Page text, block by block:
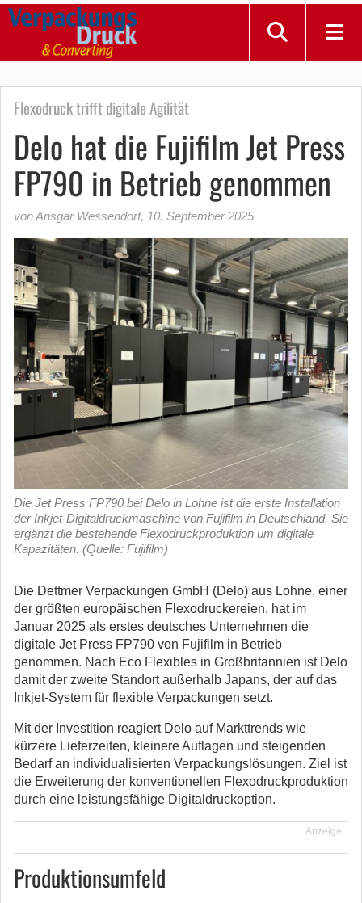
Flexodruck trifft digitale Agilität
Delo hat die Fujifilm Jet Press
FP790 in Betrieb genommen
von Ansgar Wessendorf, 10. September 2025
Die Jet Press FP790 bei Delo in Lohne ist die erste Installation
der Inkjet-Digitaldruckmaschine von Fujifilm in Deutschland. Sie
ergänzt die bestehende Flexodruckproduktion um digitale
Kapazitäten. (Quelle: Fujifilm)
Die Dettmer Verpackungen GmbH (Delo) aus Lohne, einer
der größten europäischen Flexodruckereien, hat im
Januar 2025 als erstes deutsches Unternehmen die
digitale Jet Press FP790 von Fujifilm in Betrieb
genommen. Nach Eco Flexibles in Großbritannien ist Delo
damit der zweite Standort außerhalb Japans, der auf das
Inkjet-System für flexible Verpackungen setzt.
Mit der Investition reagiert Delo auf Markttrends wie
kürzere Lieferzeiten, kleinere Auflagen und steigenden
Bedarf an individualisierten Verpackungslösungen. Ziel ist
die Erweiterung der konventionellen Flexodruckproduktion
durch eine leistungsfähige Digitaldruckoption.
Anzeige
Produktionsumfeld